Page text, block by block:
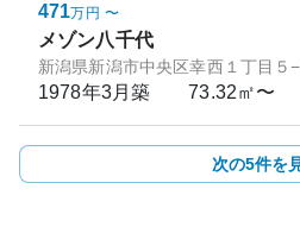
471万円 〜
メゾン八千代
新潟県新潟市中央区幸西１丁目５
1978年3月築 73.32㎡〜
次の5件を